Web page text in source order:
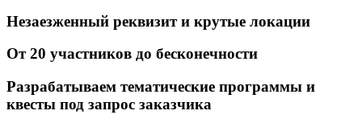
Незаезженный реквизити крутые локации
От 20 участников до бесконечности
Разрабатываем тематические программы и
квесты под запрос заказчика